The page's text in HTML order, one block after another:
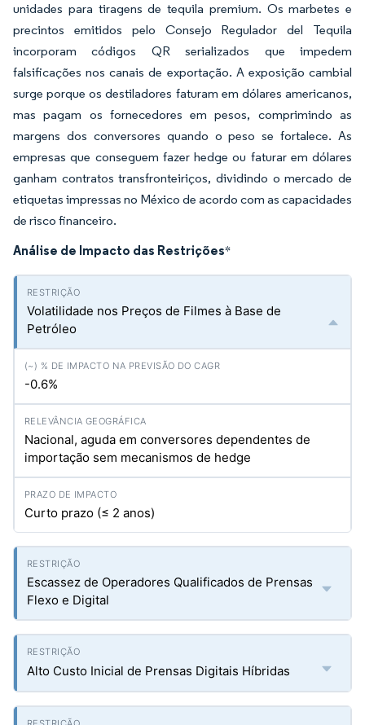
unidades para tiragens de tequila premium. Os marbetes e
precintos emitidos pelo Consejo Regulador del Tequila
incorporam códigos QR serializados que impedem
falsificações nos canais de exportação. A exposição cambial
surge porque os destiladores faturam em dólares americanos,
mas pagam os fornecedores em pesos, comprimindo as
margens dos conversores quando o peso se fortalece. As
empresas que conseguem fazer hedge ou faturar em dólares
ganham contratos transfronteiriços, dividindo o mercado de
etiquetas impressas no México de acordo com as capacidades
de risco financeiro.
Análise de Impacto das Restrições*
Volatilidade nos Preços de Filmes à Base de
Petróleo
-0.6%
Nacional, aguda em conversores dependentes de
importação sem mecanismos de hedge
Curto prazo (≤ 2 anos)
Escassez de Operadores Qualificados de Prensas
Flexo e Digital
Alto Custo Inicial de Prensas Digitais Híbridas